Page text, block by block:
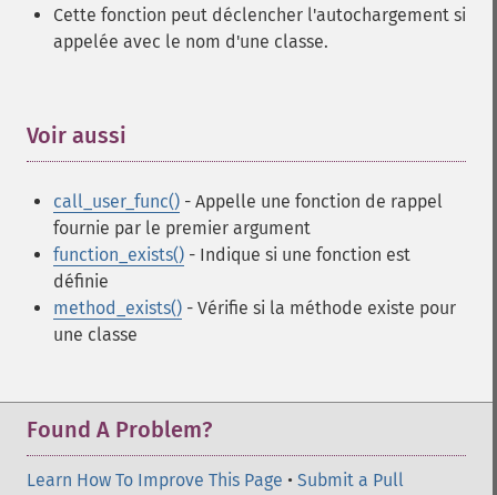
Cette fonction peut déclencher l'autochargement si
appelée avec le nom d'une classe.
Voir aussi
call_user_func() - Appelle une fonction de rappel
fournie par le premier argument
function_exists() - Indique si une fonction est
définie
method_exists() - Vérifie si la méthode existe pour
une classe
Found A Problem?
Learn How To Improve This Page • Submit a Pull